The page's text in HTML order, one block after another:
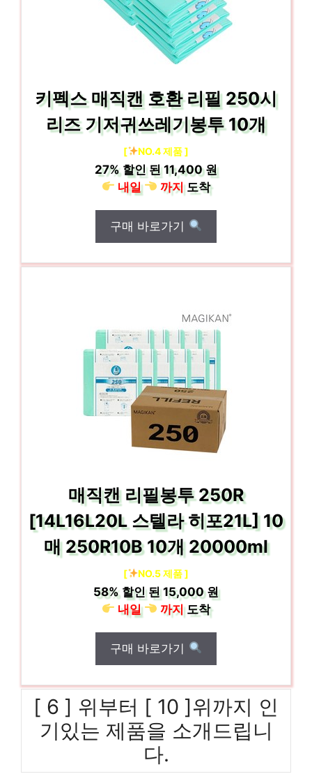
키펙스 매직캔 호환 리필 250시
리즈 기저귀쓰레기봉투 10개
[ NO.4 제품 ]
27% 할인 된11,400 원
내일
까지도착
구매 바로가기
매직캔 리필봉투 250R
[14L16L20L 스텔라 히포21L] 10
매 250R10B 10개 20000ml
[ NO.5 제품 ]
58% 할인 된15,000 원
내일
까지도착
구매 바로가기
[ 6 ] 위부터 [ 10 ]위까지 인
기있는 제품을 소개드립니
다.